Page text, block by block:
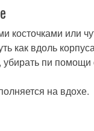
косточками или
как вдоль
пи помощи
на вдохе.